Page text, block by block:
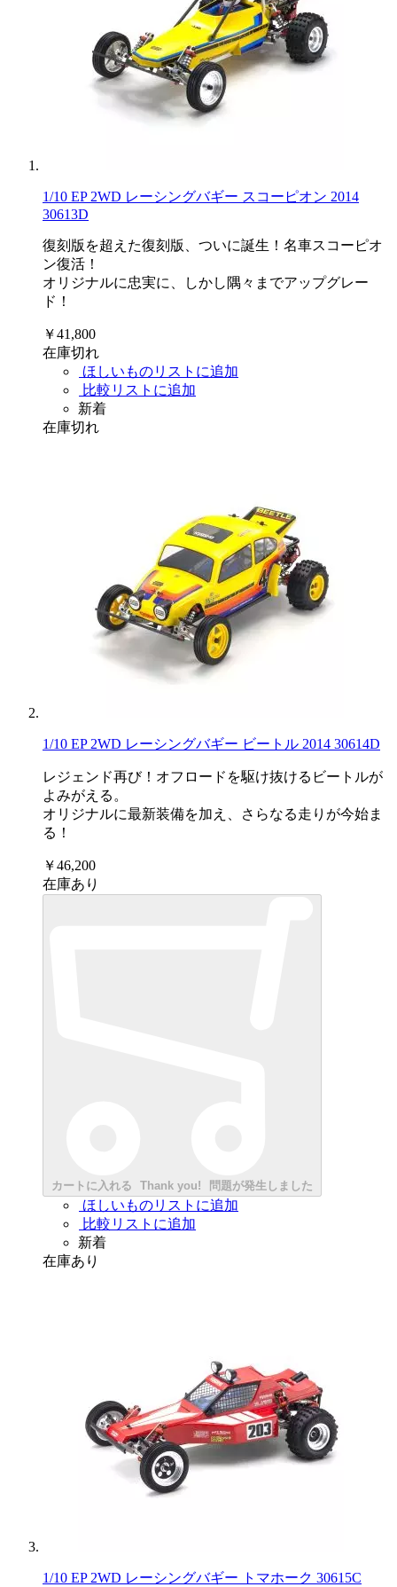
1/10 EP 2WD レーシングバギー スコーピオン 2014
30613D
復刻版を超えた復刻版、ついに誕生！名車スコーピオ
ン復活！
オリジナルに忠実に、しかし隅々までアップグレー
ド！
￥41,800
在庫切れ
ほしいものリストに追加
比較リストに追加
新着
在庫切れ
1/10 EP 2WD レーシングバギー ビートル 2014 30614D
レジェンド再び！オフロードを駆け抜けるビートルが
よみがえる。
オリジナルに最新装備を加え、さらなる走りが今始ま
る！
￥46,200
在庫あり
カートに入れる Thank you! 問題が発生しました
ほしいものリストに追加
比較リストに追加
新着
在庫あり
1/10 EP 2WD レーシングバギー トマホーク 30615C